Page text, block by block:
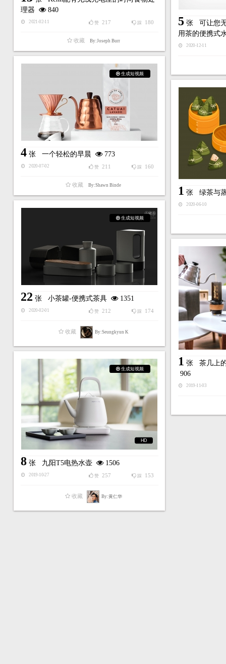
理器
840
2021-02-11 踩 180
赞 217
收藏 By:Joseph Burr
5张 可让您
用茶的便携式
2020-12-11
生成短视频
4张 一个轻松的早晨 773
2020-07-02 踩 160
赞 211
收藏 By:Shawn Binde 1 张 绿茶与
2020-06-10
生成短视频
22 张 小茶罐-便携式茶具 1351
2020-02-01 踩 174
赞 212
收藏 By:Seungkyun K
1 张 茶几上
906
2019-11-03
生成短视频
HD
8张 九阳T5电热水壶 1506
2019-10-27 踩 153
赞 257
收藏 By:黄仁华